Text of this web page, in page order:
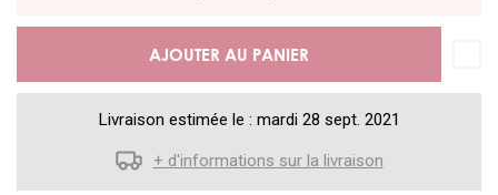
AJOUTER AU PANIER
Livraison estimée le : mardi 28 sept. 2021
+ d'informations sur la livraison